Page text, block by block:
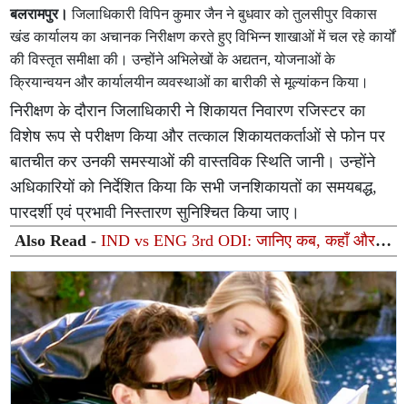
बलरामपुर। जिलाधिकारी विपिन कुमार जैन ने बुधवार को तुलसीपुर विकास
खंड कार्यालय का अचानक निरीक्षण करते हुए विभिन्न शाखाओं में चल रहे कार्यों
की विस्तृत समीक्षा की। उन्होंने अभिलेखों के अद्यतन, योजनाओं के
क्रियान्वयन और कार्यालयीन व्यवस्थाओं का बारीकी से मूल्यांकन किया।
निरीक्षण के दौरान जिलाधिकारी ने शिकायत निवारण रजिस्टर का
विशेष रूप से परीक्षण किया और तत्काल शिकायतकर्ताओं से फोन पर
बातचीत कर उनकी समस्याओं की वास्तविक स्थिति जानी। उन्होंने
अधिकारियों को निर्देशित किया कि सभी जनशिकायतों का समयबद्ध,
पारदर्शी एवं प्रभावी निस्तारण सुनिश्चित किया जाए।
Also Read -IND vs ENG 3rd ODI: जानिए कब, कहाँ और
कितने बजे से शुरू होगा भारत-इंग्लैंड महामुकाबला